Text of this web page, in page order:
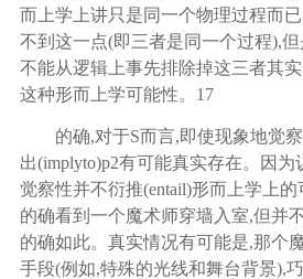
而上学上讲只是同一个物理过程而
不到这一点(即三者是同一个过程),
不能从逻辑上事先排除掉这三者其
这种形而上学可能性。 17
的确,对于S而言,即使现象地觉
出(implyto)p2有可能真实存在。因
觉察性并不衍推(entail)形而上学上
的确看到一个魔术师穿墙入室,但并
的确如此。真实情况有可能是,那个
手段(例如,特殊的光线和舞台背景),